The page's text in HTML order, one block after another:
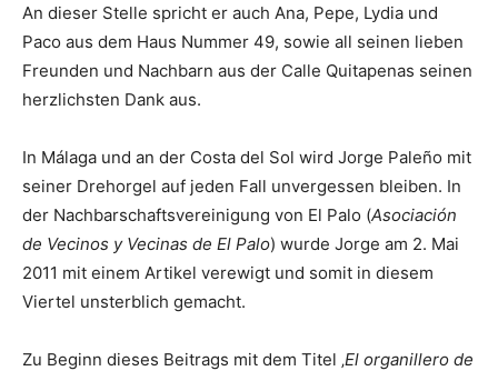
An dieser Stelle spricht er auch Ana, Pepe, Lydia und
Paco aus dem Haus Nummer 49, sowie all seinen lieben
Freunden und Nachbarn aus der Calle Quitapenas seinen
herzlichsten Dank aus.
In Málaga und an der Costa del Sol wird Jorge Paleño mit
seiner Drehorgel auf jeden Fall unvergessen bleiben. In
der Nachbarschaftsvereinigung von El Palo (Asociación
de Vecinos y Vecinas de El Palo) wurde Jorge am 2. Mai
2011 mit einem Artikel verewigt und somit in diesem
Viertel unsterblich gemacht.
Zu Beginn dieses Beitrags mit dem Titel ‚El organillero de